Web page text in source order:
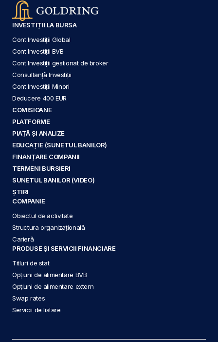
INVESTIȚII LA BURSA
Cont Investiții Global
Cont Investiții BVB
Cont Investiții gestionat de broker
Consultanță Investiții
Cont Investiții Minori
Deducere 400 EUR
COMISIOANE
PLATFORME
PIAȚĂ ȘI ANALIZE
EDUCAȚIE (SUNETUL BANILOR)
FINANȚARE COMPANII
TERMENI BURSIERI
SUNETUL BANILOR (VIDEO)
ȘTIRI
COMPANIE
Obiectul de activitate
Structura organizațională
Carieră
PRODUSE ȘI SERVICII FINANCIARE
Titluri de stat
Opțiuni de alimentare BVB
Opțiuni de alimentare extern
Swap rates
Servicii de listare